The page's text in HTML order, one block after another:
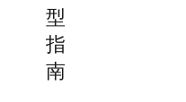
型
指
南